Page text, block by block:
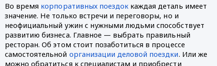
Во время корпоративных поездок каждая деталь имеет
значение. Не только встречи и переговоры, но и
неофициальный ужин с нужными людьми способствует
развитию бизнеса. Главное — выбрать правильный
ресторан. Об этом стоит позаботиться в процессе
самостоятельной организации деловой поездки. Или же